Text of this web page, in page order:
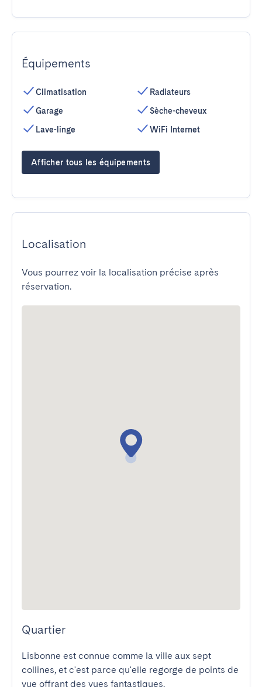
Équipements
Climatisation
Garage
Lave-linge
Radiateurs
Sèche-cheveux
WiFi Internet
Afficher tous les équipements
Localisation
Vous pourrez voir la localisation précise après
réservation.
Quartier
Lisbonne est connue comme la ville aux sept
collines, et c'est parce qu'elle regorge de points de
vue offrant des vues fantastiques.